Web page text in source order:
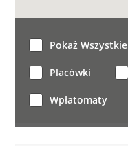
Pokaż Wszystkie
Placówki
Wpłatomaty